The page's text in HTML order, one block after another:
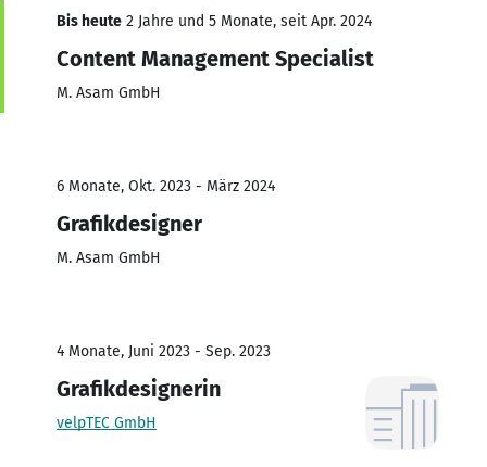
Bis heute 2 Jahre und 5 Monate, seit Apr. 2024
Content Management Specialist
M. Asam GmbH
6 Monate, Okt. 2023 - März 2024
Grafikdesigner
M. Asam GmbH
4 Monate, Juni 2023 - Sep. 2023
Grafikdesignerin
velpTEC GmbH